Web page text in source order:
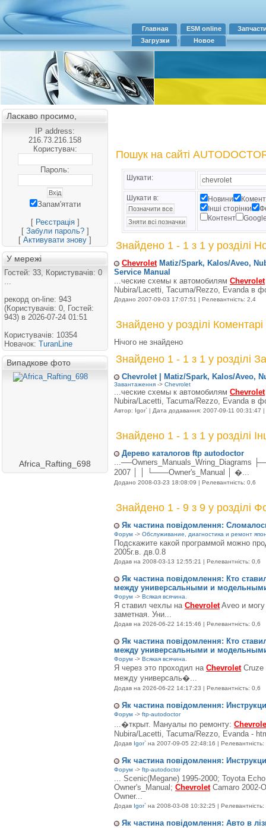
Главная ESM online
Загрузки
Новое
Ласкаво просимо,
IP address:
216.73.216.158
Користувач:
Пароль:
Запам'ятати
[ Реєстрація]
[ Забули пароль?]
[ Активувати знову ]
У мережі
Гостей: 33, Користувачів: 0
...
рекорд on-line: 943
(Користувачів: 0, Гостей:
943) в 2026-07-24 01:51
Користувачів: 10354
Новачок: TuranLine
Випадкове фото
Africa_Rafting_698
Пошук на сайті
Шукати:
Шукати в: Новини
Інші сторінки
Контент
Знайдено 1 - 1 з 1 у розділі
ChevroletMatiz/Spark, Kalos/Aveo,
Service Manual
...ческие схемы к автомобилям Chevrolet
Nubira/Lacetti, Tacuma/Rezzo, Evanda в
Додано 2007-09-03 17:07:51 | Релевантність: 2,4
Знайдено у розділі Коментарі
Нічого не знайдено
Знайдено 1 - 1 з 1 у розділі
Chevrolet | Matiz/Spark, Kalos/Aveo,
Завантаження -> Chevrolet
...ческие схемы к автомобилям Chevrolet
Nubira/Lacetti, Tacuma/Rezzo, Evanda в
Автор: Igor` | Дата додавання: 2007-09-11 00:31:47 |
Знайдено 1 - 1 з 1 у розділі
Дерево каталогов ftp autodoctor
...──Owners_Manuals_Wring_Diagrams
2007 │ │ └───Owner's_Manual │ �...
Додано 2008-03-23 18:08:09 | Релевантність: 0,6
Знайдено 1 - 9 з 9 у розділі
Як частина повідомлення:
Форум -> Обслуживание, диагностика и ремонт
Подскажите какой программой можно
2005г.в. дв.0.8
Додав на 2008-03-13 12:55:21 | Релевантність: 0,6
Як частина повідомлення: Кто
между универсальными и
Форум -> Всякая всячина.
Я ставил чехлы на ChevroletAveo и могу
заметная. Уни...
Додав на 2026-06-22 14:15:46 | Релевантність: 0,6
Як частина повідомлення: Кто
между универсальными и
Форум -> Всякая всячина.
Я через это проходил на ChevroletCruze
между универсаль�...
Додав на 2026-06-22 14:17:23 | Релевантність: 0,6
Як частина повідомлення:
Форум -> ftp-autodoctor
...�ткрыт. Мануалы по ремонту:
Nubira/Lacetti, Tacuma/Rezzo, Evanda -
Додав Igor` на 2007-09-05 22:48:16 | Релевантність:
Як частина повідомлення:
Форум -> ftp-autodoctor
... Scenic(Megane) 1995-2000; Toyota
Owner's_Manual; ChevroletCamaro 2002-
Owner...
Додав Igor` на 2008-03-08 10:32:25 | Релевантність:
Як частина повідомлення: Авто в